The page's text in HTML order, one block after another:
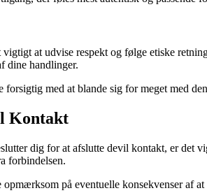
at udvise respekt og følge etiske
dine handlinger.
forsigtig med at blande sig for meget med
Kontakt
dig for at afslutte devil kontakt, er det
forbindelsen.
på eventuelle konsekvenser af